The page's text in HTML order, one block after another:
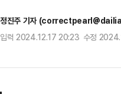
정진주 기자
입력 2024.12.17 20:23 수정